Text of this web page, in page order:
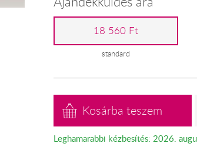
18 560 Ft
standard
Kosárba teszem
Leghamarabbi kézbesítés: 2026.